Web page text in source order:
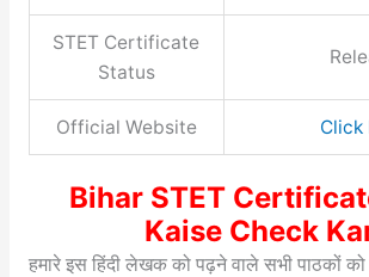
STET Certificate
Status
Official Website Click
Bihar STET
Kaise Check
हमारे इस हिंदी लेखक को पढ़ने वाले सभी पाठकों को